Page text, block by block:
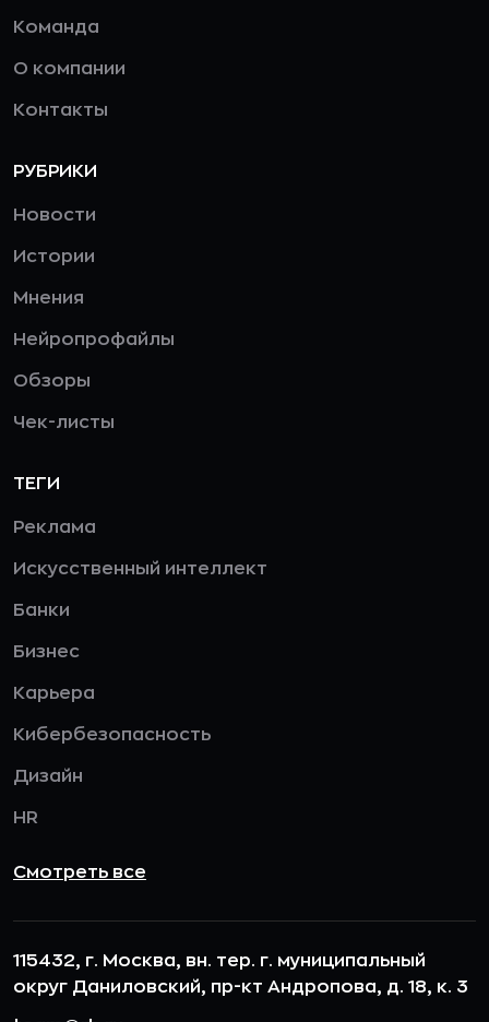
Команда
О компании
Контакты
РУБРИКИ
Новости
Истории
Мнения
Нейропрофайлы
Обзоры
Чек-листы
ТЕГИ
Реклама
Искусственный интеллект
Банки
Бизнес
Карьера
Кибербезопасность
Дизайн
HR
Смотреть все
115432, г. Москва, вн. тер. г. муниципальный
округ Даниловский, пр-кт Андропова, д. 18, к. 3